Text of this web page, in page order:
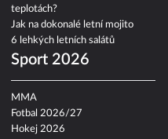
teplotách?
Jak na dokonalé letní mojito
6 lehkých letních salátů
Sport 2026
MMA
Fotbal 2026/27
Hokej 2026